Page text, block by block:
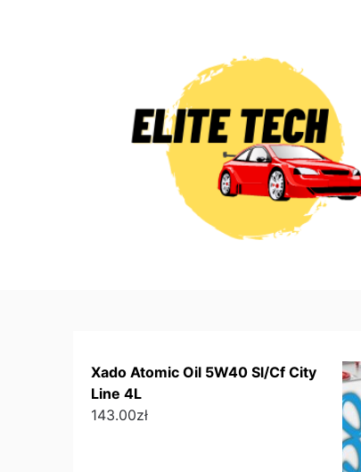
Xado Atomic Oil 5W40 Sl/Cf City
Line 4L
143.00zł